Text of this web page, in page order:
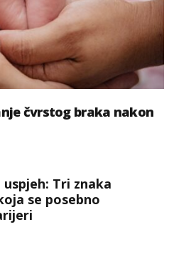
čvrstog braka nakon
uspjeh: Tri znaka
se posebno